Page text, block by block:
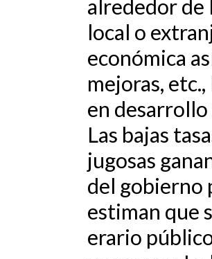
alrededor de
local o
económica
mejoras,
en
Las bajas
jugosas
del gobierno
estiman que
erario